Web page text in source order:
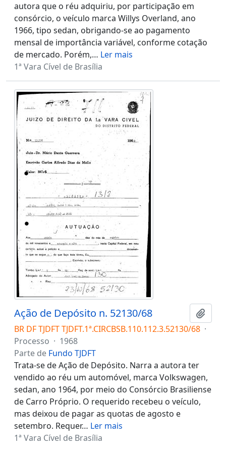
autora que o réu adquiriu, por participação em
consórcio, o veículo marca Willys Overland, ano
1966, tipo sedan, obrigando-se ao pagamento
mensal de importância variável, conforme cotação
de mercado. Porém,… Ler mais
1ª Vara Cível de Brasília
Ação de Depósito n. 52130/68
BR DF TJDFT TJDFT.1ª.CIRCBSB.110.112.3.52130/68 ·
Processo · 1968
Parte de Fundo TJDFT
Trata-se de Ação de Depósito. Narra a autora ter
vendido ao réu um automóvel, marca Volkswagen,
sedan, ano 1964, por meio do Consórcio Brasiliense
de Carro Próprio. O requerido recebeu o veículo,
mas deixou de pagar as quotas de agosto e
setembro. Requer… Ler mais
1ª Vara Cível de Brasília